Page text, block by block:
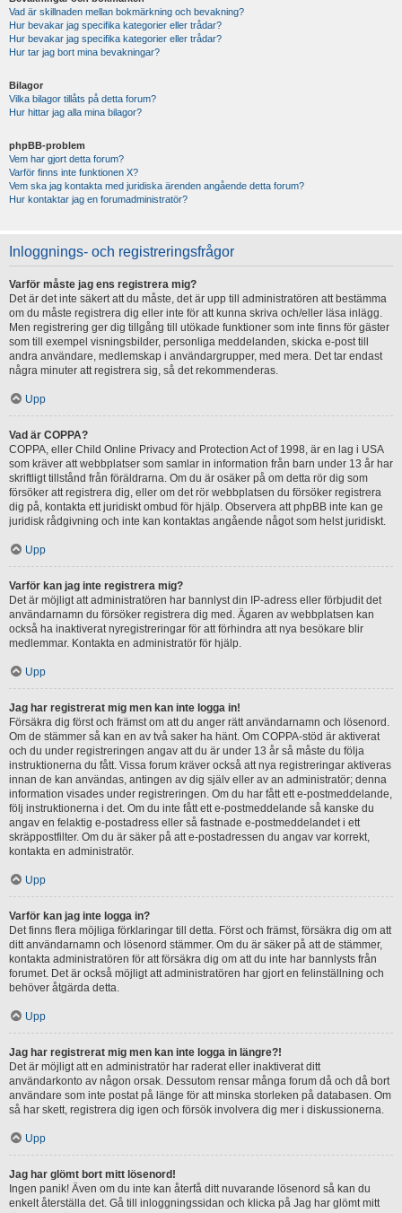
Vad är skillnaden mellan bokmärkning och bevakning?
Hur bevakar jag specifika kategorier eller trådar?
Hur bevakar jag specifika kategorier eller trådar?
Hur tar jag bort mina bevakningar?
Bilagor
Vilka bilagor tillåts på detta forum?
Hur hittar jag alla mina bilagor?
phpBB-problem
Vem har gjort detta forum?
Varför finns inte funktionen X?
Vem ska jag kontakta med juridiska ärenden angående detta forum?
Hur kontaktar jag en forumadministratör?
Inloggnings- och registreringsfrågor
Varför måste jag ens registrera mig?
Det är det inte säkert att du måste, det är upp till administratören att bestämma
om du måste registrera dig eller inte för att kunna skriva och/eller läsa inlägg.
Men registrering ger dig tillgång till utökade funktioner som inte finns för gäster
som till exempel visningsbilder, personliga meddelanden, skicka e-post till
andra användare, medlemskap i användargrupper, med mera. Det tar endast
några minuter att registrera sig, så det rekommenderas.
Upp
Vad är COPPA?
COPPA, eller Child Online Privacy and Protection Act of 1998, är en lag i USA
som kräver att webbplatser som samlar in information från barn under 13 år har
skriftligt tillstånd från föräldrarna. Om du är osäker på om detta rör dig som
försöker att registrera dig, eller om det rör webbplatsen du försöker registrera
dig på, kontakta ett juridiskt ombud för hjälp. Observera att phpBB inte kan ge
juridisk rådgivning och inte kan kontaktas angående något som helst juridiskt.
Upp
Varför kan jag inte registrera mig?
Det är möjligt att administratören har bannlyst din IP-adress eller förbjudit det
användarnamn du försöker registrera dig med. Ägaren av webbplatsen kan
också ha inaktiverat nyregistreringar för att förhindra att nya besökare blir
medlemmar. Kontakta en administratör för hjälp.
Upp
Jag har registrerat mig men kan inte logga in!
Försäkra dig först och främst om att du anger rätt användarnamn och lösenord.
Om de stämmer så kan en av två saker ha hänt. Om COPPA-stöd är aktiverat
och du under registreringen angav att du är under 13 år så måste du följa
instruktionerna du fått. Vissa forum kräver också att nya registreringar aktiveras
innan de kan användas, antingen av dig själv eller av an administratör; denna
information visades under registreringen. Om du har fått ett e-postmeddelande,
följ instruktionerna i det. Om du inte fått ett e-postmeddelande så kanske du
angav en felaktig e-postadress eller så fastnade e-postmeddelandet i ett
skräppostfilter. Om du är säker på att e-postadressen du angav var korrekt,
kontakta en administratör.
Upp
Varför kan jag inte logga in?
Det finns flera möjliga förklaringar till detta. Först och främst, försäkra dig om att
ditt användarnamn och lösenord stämmer. Om du är säker på att de stämmer,
kontakta administratören för att försäkra dig om att du inte har bannlysts från
forumet. Det är också möjligt att administratören har gjort en felinställning och
behöver åtgärda detta.
Upp
Jag har registrerat mig men kan inte logga in längre?!
Det är möjligt att en administratör har raderat eller inaktiverat ditt
användarkonto av någon orsak. Dessutom rensar många forum då och då bort
användare som inte postat på länge för att minska storleken på databasen. Om
så har skett, registrera dig igen och försök involvera dig mer i diskussionerna.
Upp
Jag har glömt bort mitt lösenord!
Ingen panik! Även om du inte kan återfå ditt nuvarande lösenord så kan du
enkelt återställa det. Gå till inloggningssidan och klicka på Jag har glömt mitt